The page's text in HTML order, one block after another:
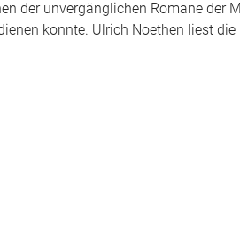
der unvergänglichen Romane der
konnte. Ulrich Noethen liest